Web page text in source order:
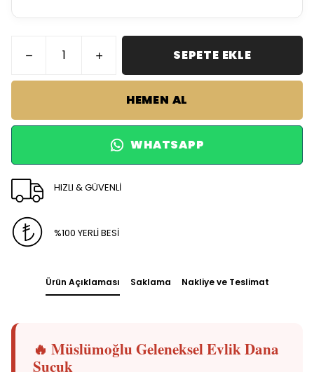
SEPETE EKLE
HEMEN AL
WHATSAPP
HIZLI & GÜVENLİ
%100 YERLİ BESİ
Ürün Açıklaması Saklama Nakliye ve Teslimat
🔥 Müslümoğlu Geleneksel Evlik Dana
Sucuk